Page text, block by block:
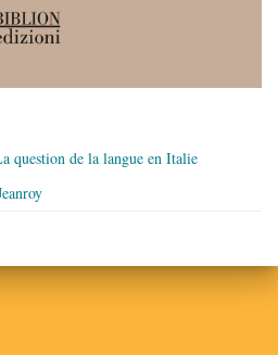
question de la langue en Italie